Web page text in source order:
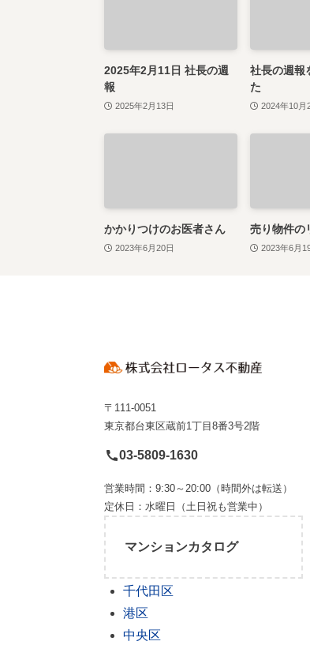
2025年2月11日 社長の週
報
2025年2月13日
社長の週報
た
2024年10月
かかりつけのお医者さん
2023年6月20日
売り物件の
2023年6月
〒111-0051
東京都台東区蔵前1丁目8番3号2階
03-5809-1630
営業時間：9:30～20:00（時間外は転送）
定休日：水曜日（土日祝も営業中）
マンションカタログ
千代田区
港区
中央区